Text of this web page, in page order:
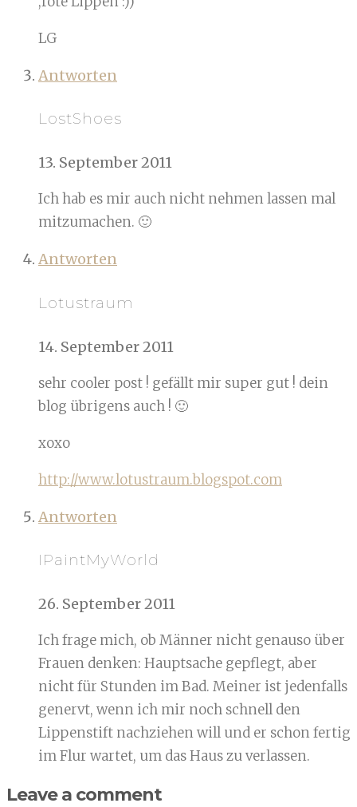
LG
Antworten
LostShoes
13. September 2011
Ich hab es mir auch nicht nehmen lassen mal
mitzumachen. 🙂
Antworten
Lotustraum
14. September 2011
sehr cooler post ! gefällt mir super gut ! dein
blog übrigens auch ! 🙂
xoxo
http://www.lotustraum.blogspot.com
Antworten
IPaintMyWorld
26. September 2011
Ich frage mich, ob Männer nicht genauso über
Frauen denken: Hauptsache gepflegt, aber
nicht für Stunden im Bad. Meiner ist jedenfalls
genervt, wenn ich mir noch schnell den
Lippenstift nachziehen will und er schon fertig
im Flur wartet, um das Haus zu verlassen.
Leave a comment